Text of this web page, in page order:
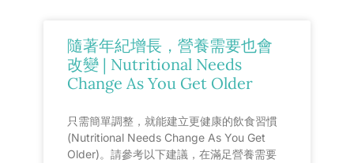
隨著年紀增長，營養需要也會
改變 | Nutritional Needs
Change As You Get Older
只需簡單調整，就能建立更健康的飲食習慣
(Nutritional Needs Change As You Get
Older)。請參考以下建議，在滿足營養需要